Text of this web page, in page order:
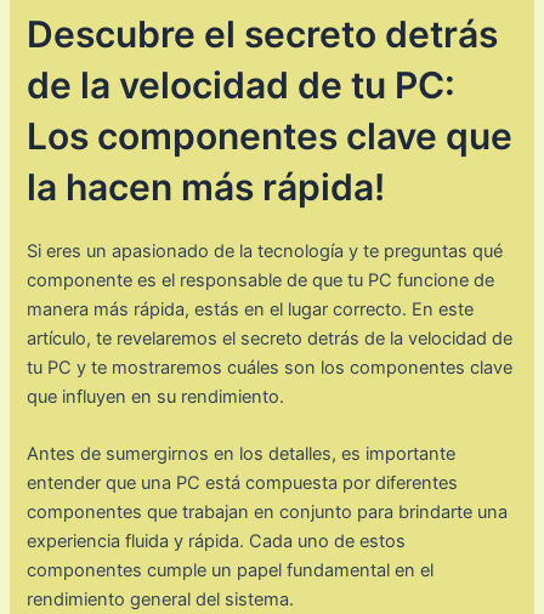
Descubre el secreto detrás
de la velocidad de tu PC:
Los componentes clave que
la hacen más rápida!
Si eres un apasionado de la tecnología y te preguntas qué
componente es el responsable de que tu PC funcione de
manera más rápida, estás en el lugar correcto. En este
artículo, te revelaremos el secreto detrás de la velocidad de
tu PC y te mostraremos cuáles son los componentes clave
que influyen en su rendimiento.
Antes de sumergirnos en los detalles, es importante
entender que una PC está compuesta por diferentes
componentes que trabajan en conjunto para brindarte una
experiencia fluida y rápida. Cada uno de estos
componentes cumple un papel fundamental en el
rendimiento general del sistema.